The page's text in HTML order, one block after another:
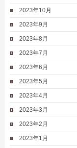
2023年10月
2023年9月
2023年8月
2023年7月
2023年6月
2023年5月
2023年4月
2023年3月
2023年2月
2023年1月